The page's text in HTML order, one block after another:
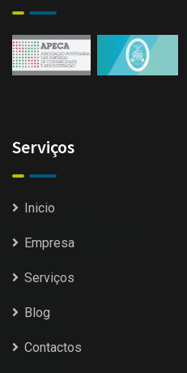
Serviços
Inicio
Empresa
Serviços
Blog
Contactos